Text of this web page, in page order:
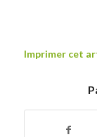
Imprimer cet